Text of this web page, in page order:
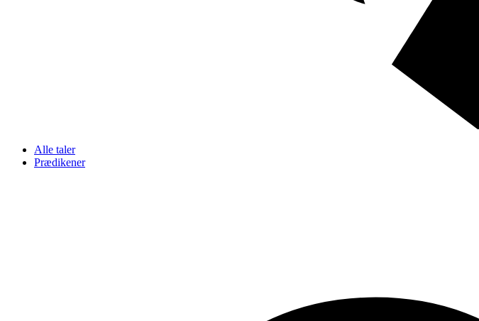
Alle taler
Prædikener